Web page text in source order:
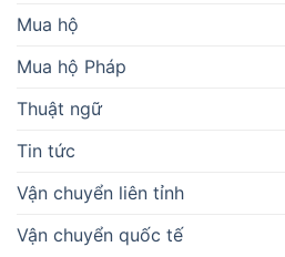
Mua hộ
Mua hộ Pháp
Thuật ngữ
Tin tức
Vận chuyển liên tỉnh
Vận chuyển quốc tế